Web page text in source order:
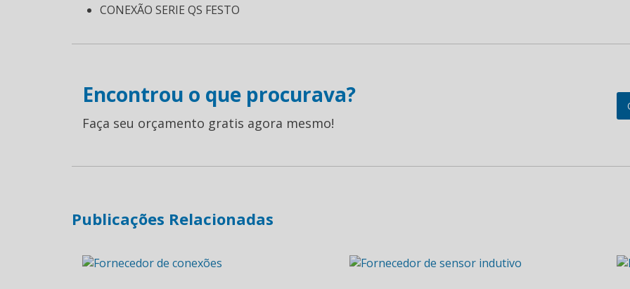
CONEXÃO SERIE QS FESTO
Encontrou o que procurava?
Faça seu orçamento gratis agora mesmo!
Publicações Relacionadas